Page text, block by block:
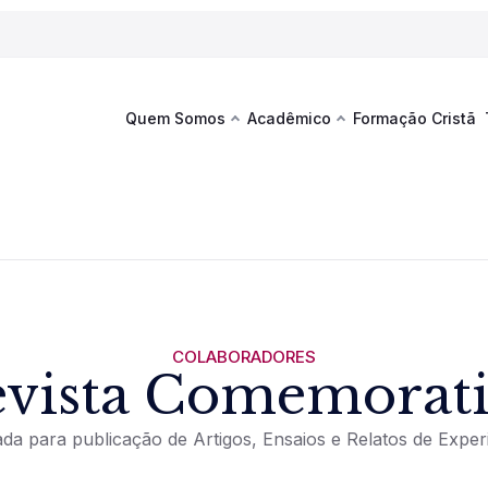
Quem Somos
Documentos Institucionais
Acadêmico Formação Cristã
COLABORADORES
para publicação de Artigos, Ensaios e Relatos de